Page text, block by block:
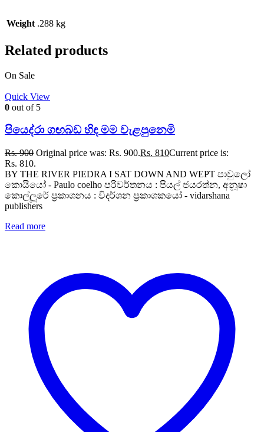
Weight .288 kg
Related products
On Sale
Quick View
0 out of 5
පියෙද්රා ගඟබඩ හිඳ මම වැළපුනෙමි
Rs.900 Original price was: Rs. 900.Rs. 810Current price is:
Rs. 810.
BY THE RIVER PIEDRA I SAT DOWN AND WEPT පාවුලෝ
කොයියෝ - Paulo coelho පරිවර්තනය : පියල් ජයරත්න, අනූෂා
කොල්ලූරේ ප්‍රකාශනය : විදර්ශන ප්‍රකාශකයෝ - vidarshana
publishers
Read more